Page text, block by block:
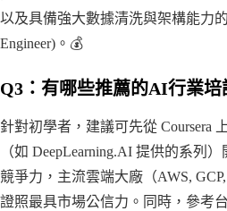
以及具備強大數據清洗與架構能力
Engineer)。💰
Q3：有哪些推薦的AI行業培
針對初學者，建議可先從 Coursera
（如 DeepLearning.AI 提供的系列
競爭力，主流雲端大廠（AWS,
證照最具市場公信力。同時，參考